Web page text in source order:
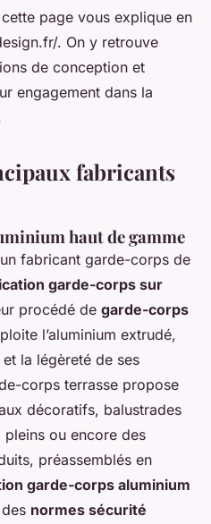
page vous explique en
. On y retrouve
de conception et
engagement dans la
fabricants
haut de gamme
fabricant garde-corps de
garde-corps sur
procédé de garde-corps
l’aluminium extrudé,
la légèreté de ses
corps terrasse propose
décoratifs, balustrades
ou encore des
préassemblés en
garde-corps aluminium
normes sécurité